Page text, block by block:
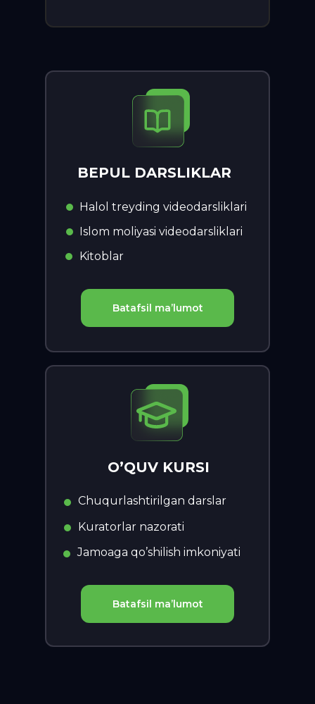
Halol treyding videodarsliklari
Islom moliyasi videodarsliklari
Kitoblar
BEPUL DARSLIKLAR
Batafsil ma’lumot
Chuqurlashtirilgan darslar
Kuratorlar nazorati
Jamoaga qo’shilish imkoniyati
O’QUV KURSI
Batafsil ma’lumot